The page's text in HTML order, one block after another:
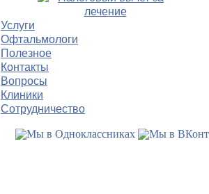
Услуги
Офтальмологи
Полезное
Контакты
Вопросы
Клиники
Сотрудничество